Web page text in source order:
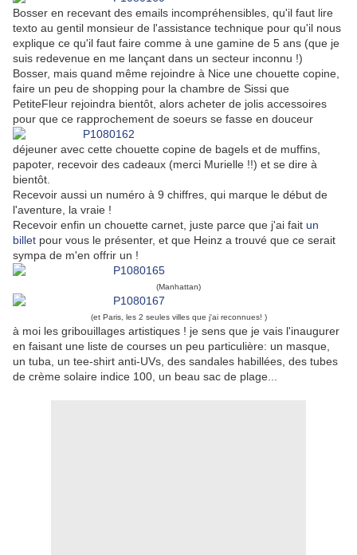
Bosser en recevant des emails incompréhensibles, qu'il faut lire
texto au gentil monsieur de l'assistance technique pour qu'il nous
explique ce qu'il faut faire comme à une gamine de 5 ans (que je
suis redevenue en me lançant dans un secteur inconnu !)
Bosser, mais quand même rejoindre à Nice une chouette copine,
faire un peu de shopping pour la chambre de Sissi que
PetiteFleur rejoindra bientôt, alors acheter de jolis accessoires
pour que ce rapprochement de soeurs se fasse en douceur
déjeuner avec cette chouette copine de bagels et de muffins,
papoter, recevoir des cadeaux (merci Murielle !!) et se dire à
bientôt.
Recevoir aussi un numéro à 9 chiffres, qui marque le début de
l'aventure, la vraie !
Recevoir enfin un chouette carnet, juste parce que j'ai fait un
billet pour vous le présenter, et que Heinz a trouvé que ce serait
sympa de m'en offrir un !
(Manhattan)
(et Paris, les 2 seules villes que j'ai reconnues! )
à moi les gribouillages artistiques ! je sens que je vais l'inaugurer
en faisant une liste de courses un peu particulière: un masque,
un tuba, un tee-shirt anti-UVs, des sandales habillées, des tubes
de crème solaire indice 100, un beau sac de plage...